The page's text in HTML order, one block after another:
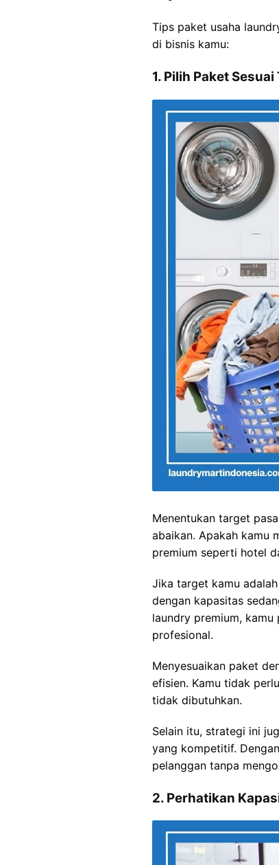
Tips paket usaha
di bisnis kamu:
1. Pilih Paket
Menentukan target
abaikan. Apakah kamu
premium seperti hotel
Jika target kamu
dengan kapasitas
laundry premium,
profesional.
Menyesuaikan paket
efisien. Kamu tidak
tidak dibutuhkan.
Selain itu, strategi ini
yang kompetitif.
pelanggan tanpa
2. Perhatikan